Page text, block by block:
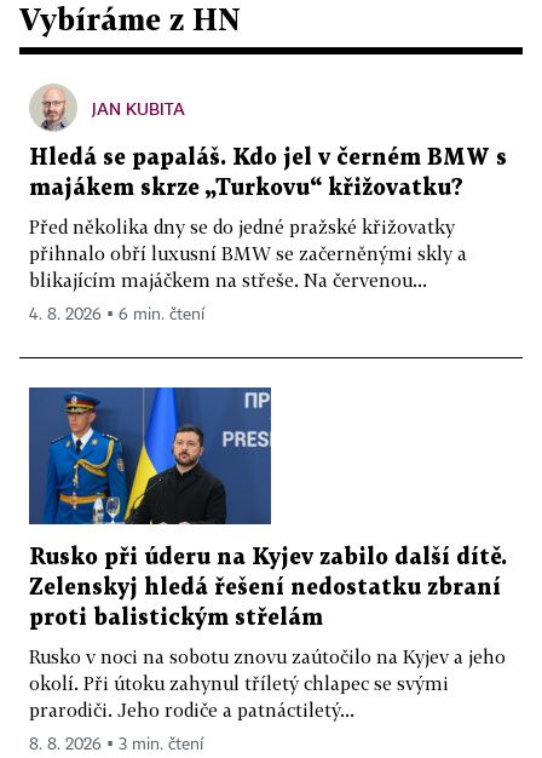
Vybíráme z HN
JAN KUBITA
Hledá se papaláš. Kdo jel v černém BMW s
majákem skrze „Turkovu“ křižovatku?
Před několika dny se do jedné pražské křižovatky
přihnalo obří luxusní BMW se začerněnými skly a
blikajícím majáčkem na střeše. Na červenou...
4. 8. 2026 ▪ 6 min. čtení
Rusko při úderu na Kyjev zabilo další dítě.
Zelenskyj hledá řešení nedostatku zbraní
proti balistickým střelám
Rusko v noci na sobotu znovu zaútočilo na Kyjev a jeho
okolí. Při útoku zahynul tříletý chlapec se svými
prarodiči. Jeho rodiče a patnáctiletý...
8. 8. 2026 ▪ 3 min. čtení